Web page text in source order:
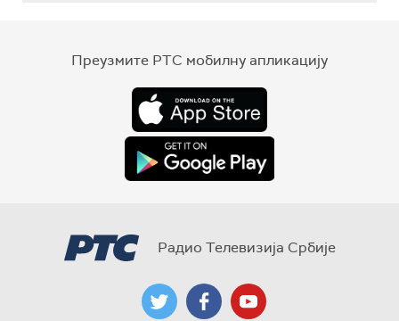
Преузмите РТС мобилну апликацију
Радио Телевизија Србије